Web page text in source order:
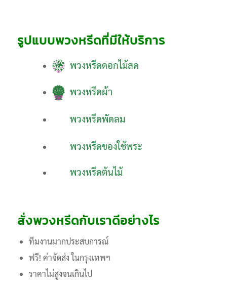
รูปแบบพวงหรีดที่มีให้บริการ
พวงหรีดดอกไม้สด
พวงหรีดผ้า
พวงหรีดพัดลม
พวงหรีดของใช้พระ
พวงหรีดต้นไม้
สั่งพวงหรีดกับเราดีอย่างไร
ทีมงานมากประสบการณ์
ฟรี! ค่าจัดส่ง ในกรุงเทพฯ
ราคาไม่สูงจนเกินไป